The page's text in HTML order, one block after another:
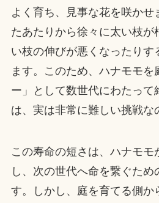
よく育ち、見事な花を咲かせ
たあたりから徐々に太い枝が
い枝の伸びが悪くなったりす
ます。このため、ハナモモを
ー」として数世代にわたって
は、実は非常に難しい挑戦な
この寿命の短さは、ハナモモ
し、次の世代へ命を繋ぐため
す。しかし、庭を育てる側か